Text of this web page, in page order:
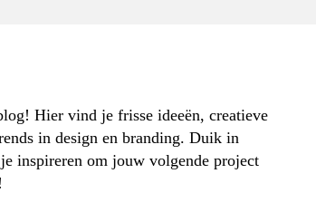
Hier vind je frisse ideeën, creatieve
in design en branding. Duik in
inspireren om jouw volgende project